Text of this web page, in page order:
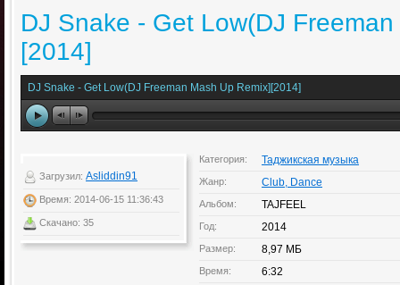
DJ Snake - Get Low(DJ
[2014]
DJ Snake - Get Low(DJ Freeman Mash Up Remix][2014]
Загрузил: Asliddin91
Время: 2014-06-15 11:36:43
Скачано: 35
Категория: Таджикская музыка
Жанр: Club, Dance
Альбом: TAJFEEL
Год: 2014
Размер: 8,97 МБ
Время: 6:32